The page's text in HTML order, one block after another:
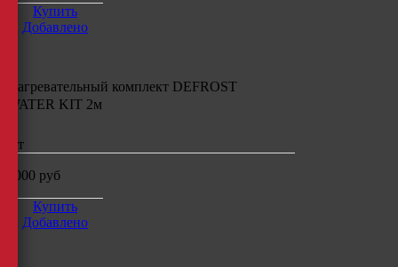
Купить
Добавлено
Нагревательный комплект DEFROST
WATER KIT 2м
шт
5000 руб
Купить
Добавлено